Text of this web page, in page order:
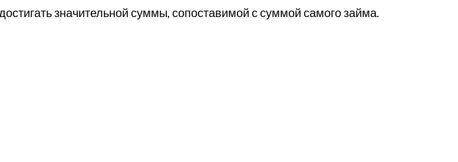
значительной суммы, сопоставимой с суммой самого займа.